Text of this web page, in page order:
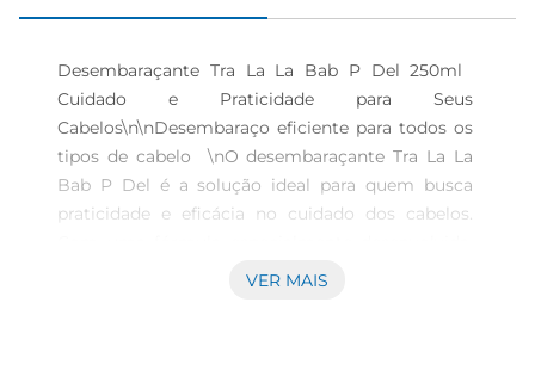
Desembaraçante Tra La La Bab P Del 250ml
Cuidado e Praticidade para Seus
Cabelos\n\nDesembaraço eficiente para todos os
tipos de cabelo  \nO desembaraçante Tra La La
Bab P Del é a solução ideal para quem busca
praticidade e eficácia no cuidado dos cabelos.
este produto proporciona um desembaraço
VER MAIS